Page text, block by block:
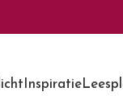
Inspiratie